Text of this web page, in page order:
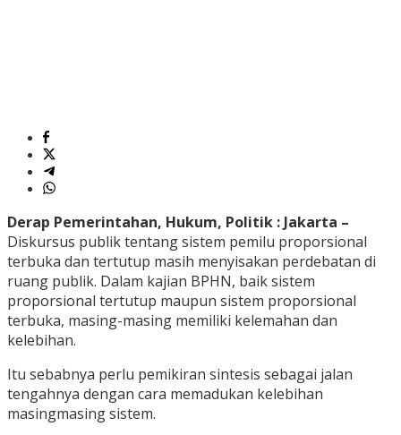
Derap Pemerintahan, Hukum, Politik : Jakarta –
Diskursus publik tentang sistem pemilu proporsional
terbuka dan tertutup masih menyisakan perdebatan di
ruang publik. Dalam kajian BPHN, baik sistem
proporsional tertutup maupun sistem proporsional
terbuka, masing-masing memiliki kelemahan dan
kelebihan.
Itu sebabnya perlu pemikiran sintesis sebagai jalan
tengahnya dengan cara memadukan kelebihan
masingmasing sistem.